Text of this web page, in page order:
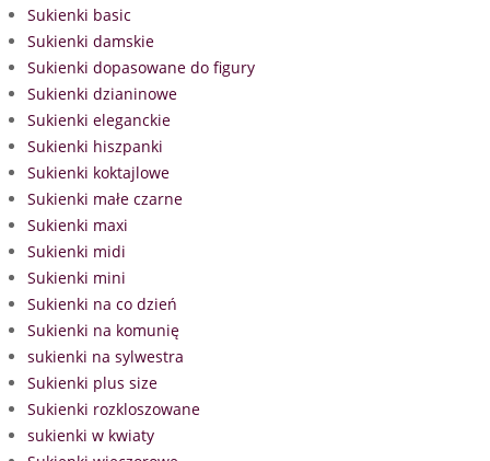
Sukienki basic
Sukienki damskie
Sukienki dopasowane do figury
Sukienki dzianinowe
Sukienki eleganckie
Sukienki hiszpanki
Sukienki koktajlowe
Sukienki małe czarne
Sukienki maxi
Sukienki midi
Sukienki mini
Sukienki na co dzień
Sukienki na komunię
sukienki na sylwestra
Sukienki plus size
Sukienki rozkloszowane
sukienki w kwiaty